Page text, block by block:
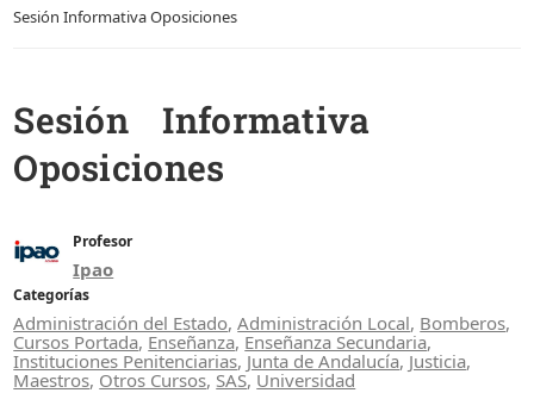
Sesión Informativa Oposiciones
Sesión Informativa
Oposiciones
Profesor
Ipao
Categorías
Administración del Estado,Administración Local, Bomberos,
Cursos Portada, Enseñanza, Enseñanza Secundaria,
Instituciones Penitenciarias, Junta de Andalucía, Justicia,
Maestros, Otros Cursos, SAS, Universidad